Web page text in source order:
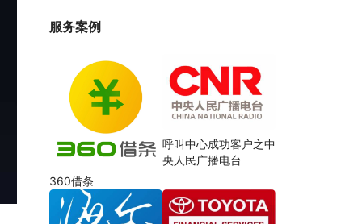
服务案例
360借条
呼叫中心成功客户之中
央人民广播电台